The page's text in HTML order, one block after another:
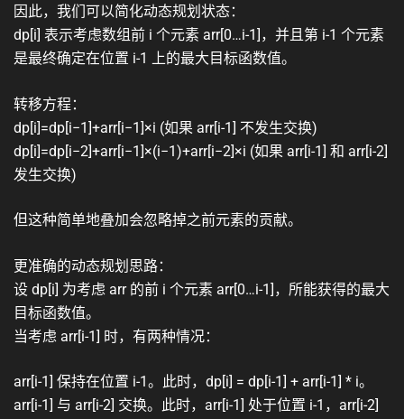
因此，我们可以简化动态规划状态：
dp[i] 表示考虑数组前 i 个元素 arr[0…i-1]，并且第 i-1 个元素
是最终确定在位置 i-1 上的最大目标函数值。
转移方程：
dp[i]=dp[i−1]+arr[i−1]×i (如果 arr[i-1] 不发生交换)
dp[i]=dp[i−2]+arr[i−1]×(i−1)+arr[i−2]×i (如果 arr[i-1] 和 arr[i-2]
发生交换)
但这种简单地叠加会忽略掉之前元素的贡献。
更准确的动态规划思路：
设 dp[i] 为考虑 arr 的前 i 个元素 arr[0…i-1]，所能获得的最大
目标函数值。
当考虑 arr[i-1] 时，有两种情况：
arr[i-1] 保持在位置 i-1。此时，dp[i] = dp[i-1] + arr[i-1] * i。
arr[i-1] 与 arr[i-2] 交换。此时，arr[i-1] 处于位置 i-1，arr[i-2]